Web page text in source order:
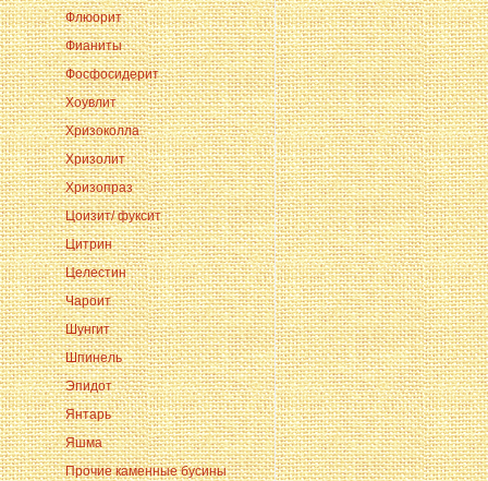
Флюорит
Фианиты
Фосфосидерит
Хоувлит
Хризоколла
Хризолит
Хризопраз
Цоизит/ фуксит
Цитрин
Целестин
Чароит
Шунгит
Шпинель
Эпидот
Янтарь
Яшма
Прочие каменные бусины